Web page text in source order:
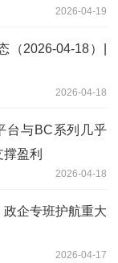
2026-04-19
（2026-04-18）|
2026-04-18
台与BC系列几乎
盈利
2026-04-18
政企专班护航重大
2026-04-17